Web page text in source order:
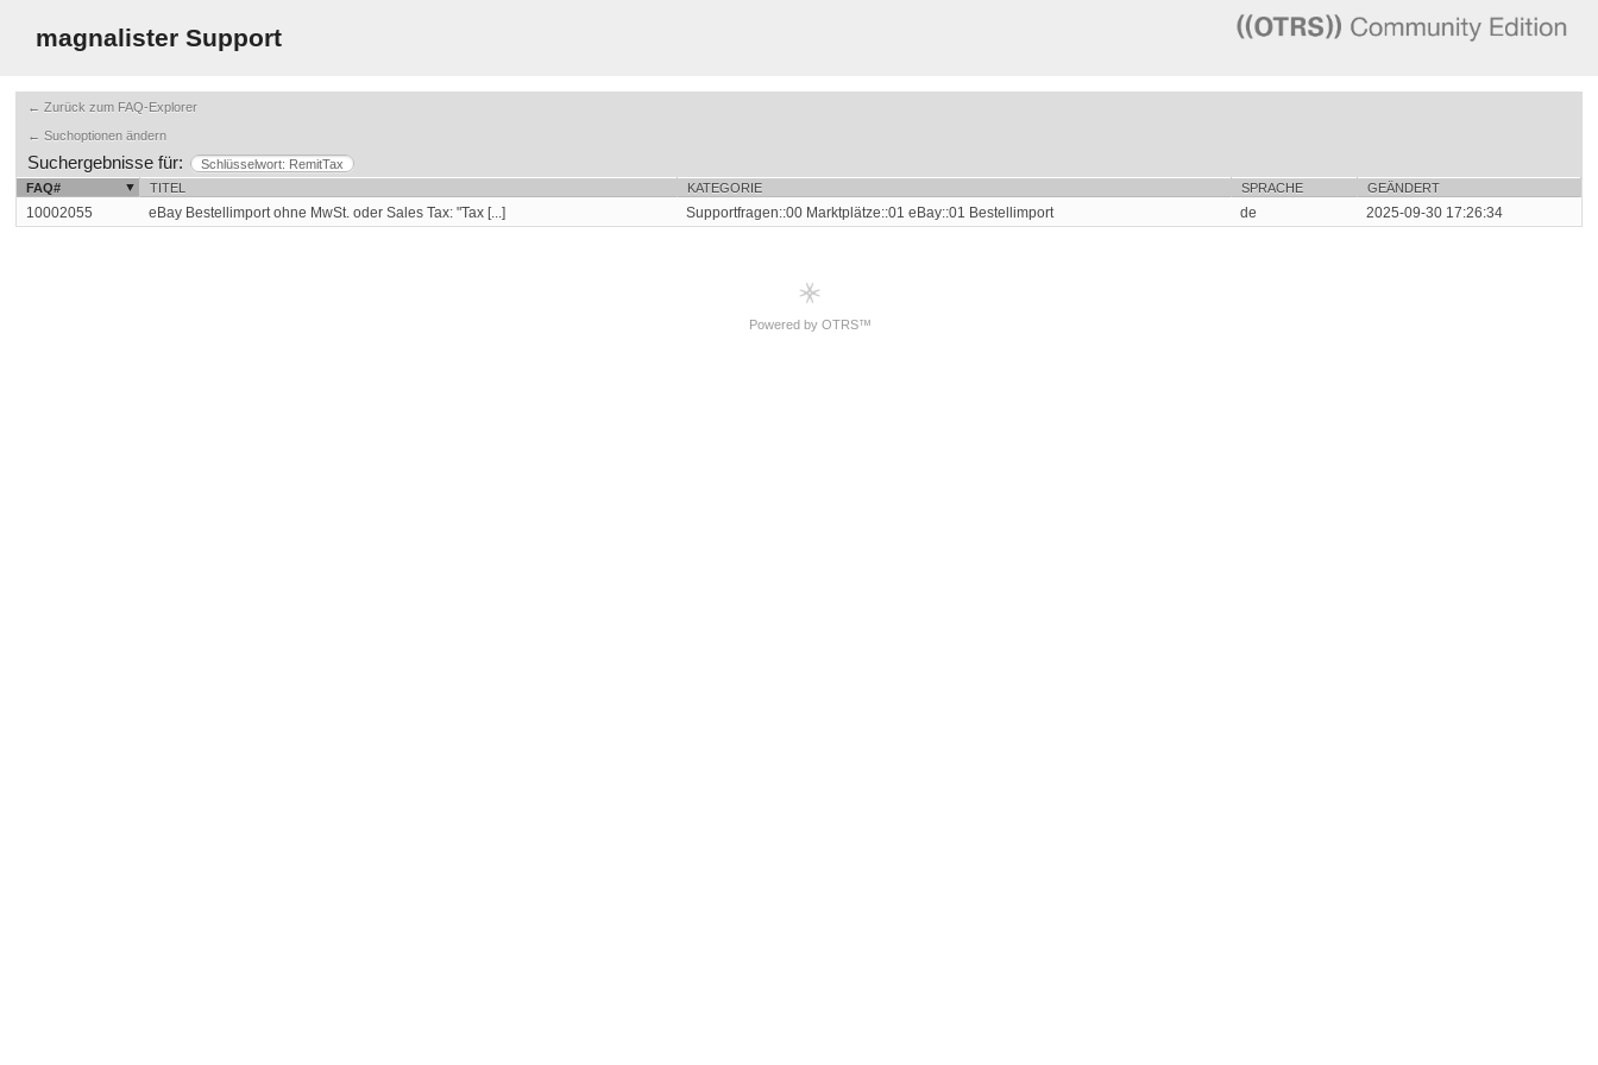
magnalister Support
← Zurück zum FAQ-Explorer
← Suchoptionen ändern
Suchergebnisse für:
Schlüsselwort: RemitTax
FAQ#
TITEL KATEGORIE SPRACHE GEÄNDERT
10002055 eBay Bestellimport ohne MwSt. oder Sales Tax: "Tax [...] Supportfragen::00 Marktplätze::01 eBay::01 Bestellimport de 2025-09-30 17:26:34
Powered by OTRS™